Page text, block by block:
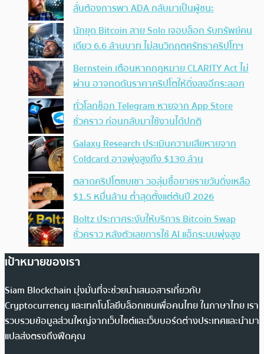
ลั่นต้องการพา ADA กลับมาเป็นผู้ชนะ
นักขุด Bitcoin สาย Solo เจอบล็อก รับทรัพย์คน
เดียว 6.6 ล้านบาท ไม่สนวิกฤตศรัทธาคริปโทฯ
Bernstein เตือนหากกฎหมาย CLARITY Act ไม่
ผ่าน อาจกดดันราคาคริปโตให้ดิ่งลงอีกระลอก
ทั่วโลกช็อก Telegram หายจาก App Store
ชั่วคราว ก่อนกลับมาใช้งานได้ปกติ
Galaxy Research ประเมินความเสียหายจาก
Coldcard อาจพุ่งสูงถึง $130 ล้าน
ตลาดคริปโตซบเซา วอลุ่มซื้อขายรายวันดิ่งเหลือ
$1.5 หมื่นล้าน ต่ำสุดตั้งแต่ต้นปี 2026
Boltz ประกาศระงับให้บริการ Bitcoin Swap
ชั่วคราว หลังตัวเลขการใช้ AI แฮ็กระบบพุ่งสูง
เป้าหมายของเรา
Siam Blockchain มุ่งมั่นที่จะช่วยนำเสนอสารเกี่ยวกับ
Cryptocurrency และเทคโนโลยีบล็อกเชนเพื่อคนไทย ในภาษาไทย เรา
รวบรวมข้อมูลส่วนใหญ่จากเว็บไซต์และเว็บบอร์ดต่างประเทศและนำมา
แปลส่งตรงถึงฟีดคุณ